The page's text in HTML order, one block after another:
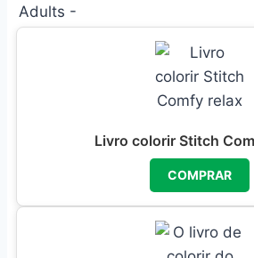
Livro colorir Stitch
COMPRAR